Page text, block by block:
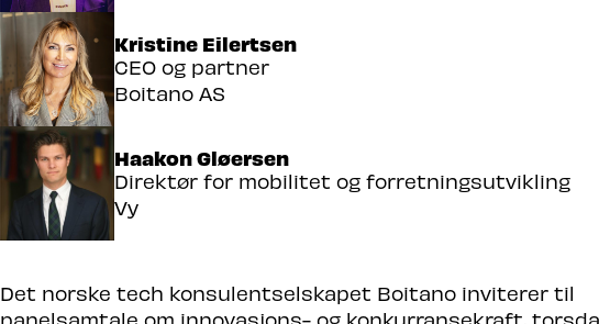
Kristine Eilertsen
CEO og partner
Boitano AS
Haakon Gløersen
Direktør for mobilitet og forretningsutvikling
Vy
Det norske tech konsulentselskapet Boitano inviterer til
panelsamtale om innovasjons- og konkurransekraft,